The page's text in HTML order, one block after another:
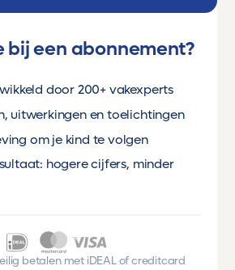
bij een abonnement?
door 200+ vakexperts
uitwerkingen en toelichtingen
om je kind te volgen
hogere cijfers, minder
betalen met iDEAL of creditcard